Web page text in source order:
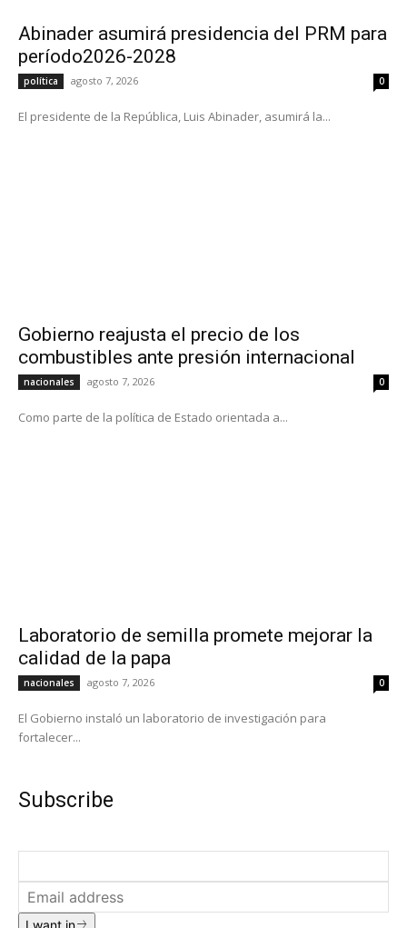
Abinader asumirá presidencia del PRM para
período2026-2028
política agosto 7, 2026 0
El presidente de la República, Luis Abinader, asumirá la...
Gobierno reajusta el precio de los
combustibles ante presión internacional
nacionales agosto 7, 2026 0
Como parte de la política de Estado orientada a...
Laboratorio de semilla promete mejorar la
calidad de la papa
nacionales agosto 7, 2026 0
El Gobierno instaló un laboratorio de investigación para
fortalecer...
Subscribe
I want in